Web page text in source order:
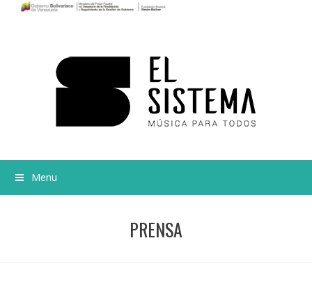
Menu
PRENSA